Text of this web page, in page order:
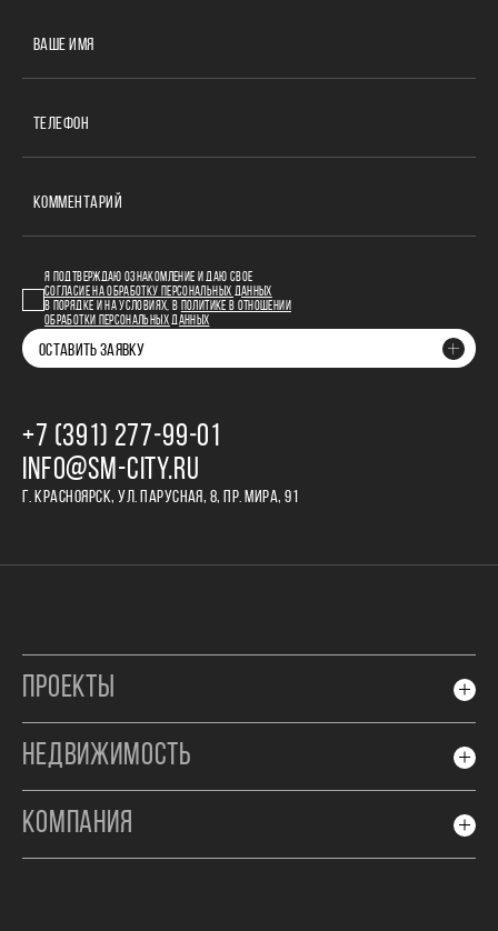
ВАШЕ ИМЯ
ТЕЛЕФОН
КОММЕНТАРИЙ
Я ПОДТВЕРЖДАЮ ОЗНАКОМЛЕНИЕ И ДАЮ СВОЕ
СОГЛАСИЕ НА ОБРАБОТКУ ПЕРСОНАЛЬНЫХ ДАННЫХ
В ПОРЯДКЕ И НА УСЛОВИЯХ, В
ПОЛИТИКЕ В ОТНОШЕНИИ
ОБРАБОТКИ ПЕРСОНАЛЬНЫХ ДАННЫХ
ОСТАВИТЬ ЗАЯВКУ
+7 (391) 277‒99‒01
INFO@SM-CITY.RU
Г. КРАСНОЯРСК, УЛ. ПАРУСНАЯ, 8, ПР. МИРА, 91
ПРОЕКТЫ
НЕДВИЖИМОСТЬ
КОМПАНИЯ